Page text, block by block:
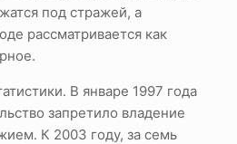
под стражей, а
рассматривается как
В январе 1997 года
запретило владение
К 2003 году, за семь